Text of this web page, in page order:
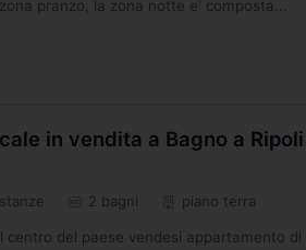
pranzo, la zona notte e' composta...
in vendita a Bagno a
2 bagni piano terra
centro del paese vendesi appartamento di